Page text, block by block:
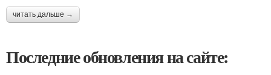
читать дальше →
Последние обновления на сайте: